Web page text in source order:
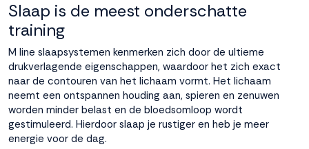
legitiem en belangrijk,
anoniem. Meer
weten? Lees
dit overzichtvoor
alle
cookieinstellingen en
lees hier onze privacy
policy. Door te
accepteren geef je
toestemming voor
Slaap is de meest onderschatte
training
M line slaapsystemen kenmerken zich door de ultieme
drukverlagende eigenschappen, waardoor het zich exact
naar de contouren van het lichaam vormt. Het lichaam
neemt een ontspannen houding aan, spieren en zenuwen
worden minder belast en de bloedsomloop wordt
gestimuleerd. Hierdoor slaap je rustiger en heb je meer
energie voor de dag.